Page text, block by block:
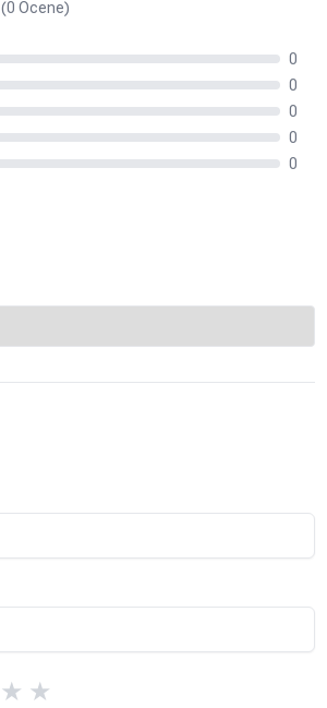
(0 Ocene)
0
0
0
0
0
★ ★